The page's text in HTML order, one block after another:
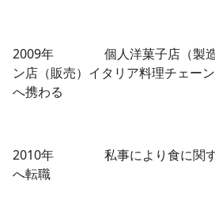
2009年 個人洋菓子店（製造
ン店（販売）イタリア料理チェー
へ携わる
2010年 私事により食に関す
へ転職